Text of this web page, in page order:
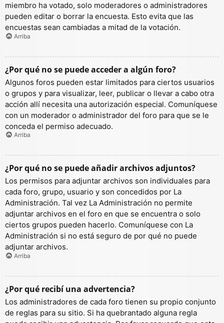
miembro ha votado, solo moderadores o administradores
pueden editar o borrar la encuesta. Esto evita que las
encuestas sean cambiadas a mitad de la votación.
Arriba
¿Por qué no se puede acceder a algún foro?
Algunos foros pueden estar limitados para ciertos usuarios
o grupos y para visualizar, leer, publicar o llevar a cabo otra
acción allí necesita una autorización especial. Comuníquese
con un moderador o administrador del foro para que se le
conceda el permiso adecuado.
Arriba
¿Por qué no se puede añadir archivos adjuntos?
Los permisos para adjuntar archivos son individuales para
cada foro, grupo, usuario y son concedidos por La
Administración. Tal vez La Administración no permite
adjuntar archivos en el foro en que se encuentra o solo
ciertos grupos pueden hacerlo. Comuníquese con La
Administración si no está seguro de por qué no puede
adjuntar archivos.
Arriba
¿Por qué recibí una advertencia?
Los administradores de cada foro tienen su propio conjunto
de reglas para su sitio. Si ha quebrantado alguna regla